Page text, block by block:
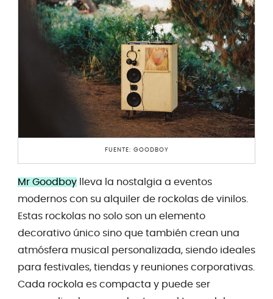
FUENTE: GOODBOY
Mr Goodboy lleva la nostalgia a eventos
modernos con su alquiler de rockolas de vinilos.
Estas rockolas no solo son un elemento
decorativo único sino que también crean una
atmósfera musical personalizada, siendo ideales
para festivales, tiendas y reuniones corporativas.
Cada rockola es compacta y puede ser